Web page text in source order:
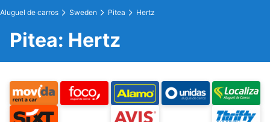
Aluguel de carros Sweden Pitea Hertz
Pitea: Hertz